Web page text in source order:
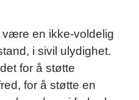
en ikke-voldelig
i sivil ulydighet.
for å støtte
for å støtte en